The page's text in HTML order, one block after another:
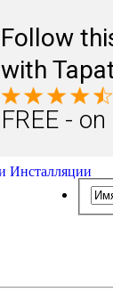
Follow
with
FREE -